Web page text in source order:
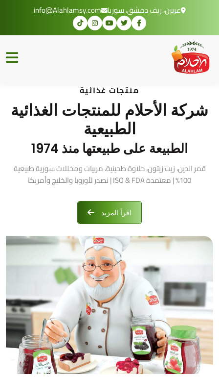
عربين، ريف دمشق، سوريا info@Alahlamsy.com
منتجات غذائية
شركة الأحلام للمنتجات الغذائية
الطبيعية
الطبيعة على طبيعتها منذ 1974
قمر الدين، زيت زيتون، حلاوة طحينية، مربيات ومخللات سورية طبيعية
100% | معتمدة ISO & FDA | نصدر لأوروبا والخليج وأمريكا
اقرأ المزيد